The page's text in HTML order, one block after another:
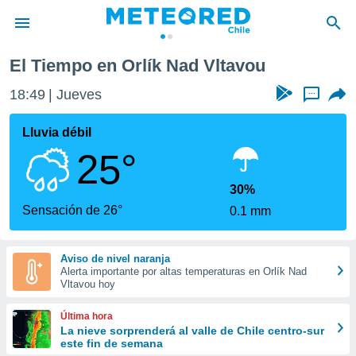
de
por
se
calidad.
a este
las
y
forma
digital
basada
El Tiempo en Orlík Nad Vltavou
18:49 Jueves ...
Lluvia débil
25°
Sensación de 26°
30%
0.1 mm
Aviso de nivel naranja
Alerta importante por altas temperaturas en Orlík Nad
Vltavou hoy
Última hora
La nieve sorprenderá al valle de Chile centro-sur
este fin de semana